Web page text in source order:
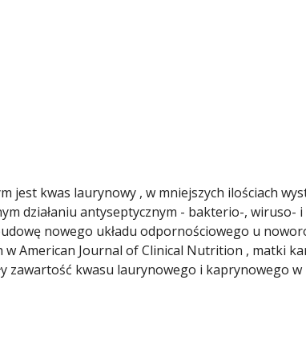
jest kwas laurynowy , w mniejszych ilościach
działaniu antyseptycznym - bakterio-, wiruso-
nowego układu odpornościowego u
American Journal of Clinical Nutrition , matki
zawartość kwasu laurynowego i kaprynowego
. W r...